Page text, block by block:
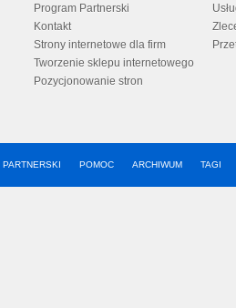
Program Partnerski
Kontakt
Strony internetowe dla firm
Tworzenie sklepu internetowego
Pozycjonowanie stron
POMOC ARCHIWUM TAGI